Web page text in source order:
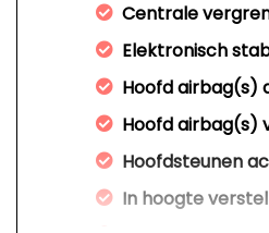
Centrale
Elektronisch
Hoofd airbag(s)
Hoofd airbag(s)
Hoofdsteunen
In hoogte